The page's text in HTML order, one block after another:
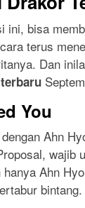
ini, bisa
terus
Dan
You
Ahn
wajib
Ahn
bintang.